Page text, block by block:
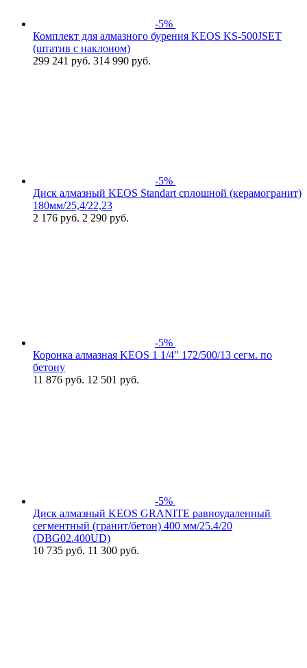
-5%
Комплект для алмазного бурения KEOS KS-500JSET
(штатив с наклоном)
299 241 руб. 314 990 руб.
-5%
Диск алмазный KEOS Standart сплошной (керамогранит)
180мм/25,4/22,23
2 176 руб. 2 290 руб.
-5%
Коронка алмазная KEOS 1 1/4" 172/500/13 сегм. по
бетону
11 876 руб. 12 501 руб.
-5%
Диск алмазный KEOS GRANITE равноудаленный
сегментный (гранит/бетон) 400 мм/25.4/20
(DBG02.400UD)
10 735 руб. 11 300 руб.